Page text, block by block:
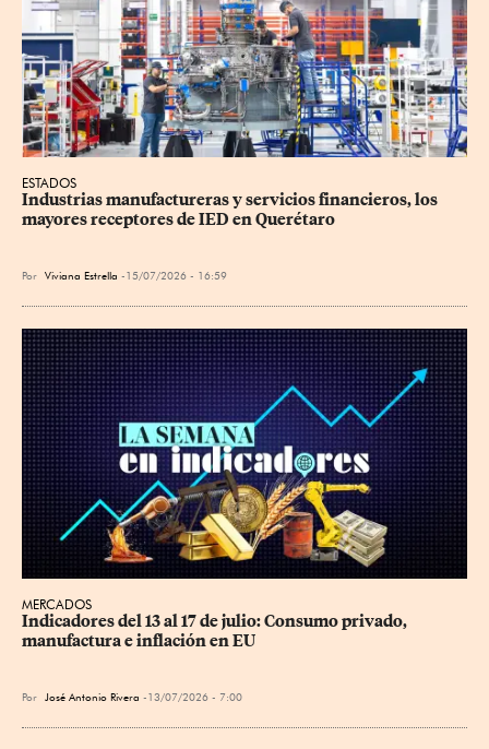
ESTADOS
Industrias manufactureras y servicios financieros, los
mayores receptores de IED en Querétaro
Por Viviana Estrella 15/07/2026 - 16:59
MERCADOS
Indicadores del 13 al 17 de julio: Consumo privado,
manufactura e inflación en EU
Por José Antonio Rivera 13/07/2026 - 7:00